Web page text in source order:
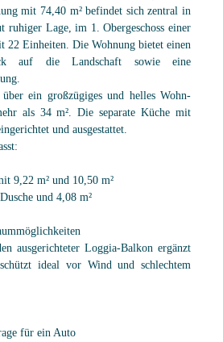
mit 74,40 m² befindet sich zentral in
ruhiger Lage, im 1. Obergeschoss einer
22 Einheiten. Die Wohnung bietet einen
auf die Landschaft sowie eine
ein großzügiges und helles Wohn-
als 34 m². Die separate Küche mit
und ausgestattet.
9,22 m² und 10,50 m²
und 4,08 m²
ausgerichteter Loggia-Balkon ergänzt
ideal vor Wind und schlechtem
für ein Auto